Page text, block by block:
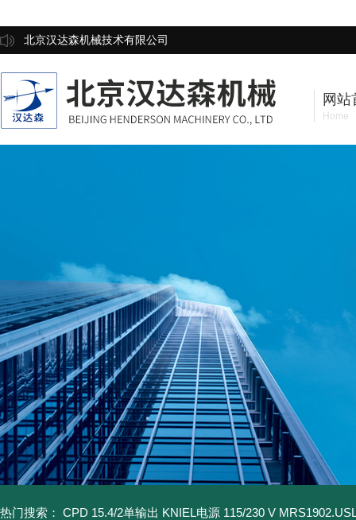
北京汉达森机械技术有限公司
网站
Home
热门搜索： CPD 15.4/2单输出 KNIEL电源 115/230 V